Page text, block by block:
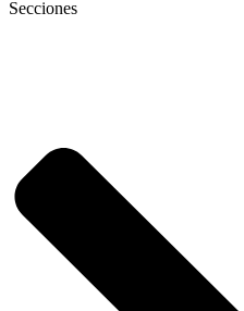
Secciones